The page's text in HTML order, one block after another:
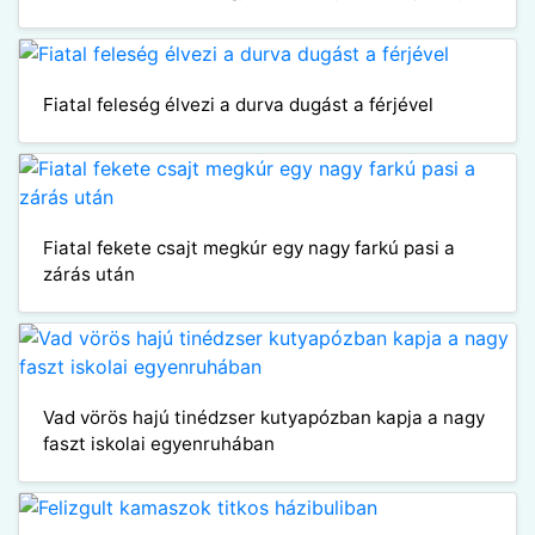
Fiatal feleség élvezi a durva dugást a férjével
Fiatal fekete csajt megkúr egy nagy farkú pasi a
zárás után
Vad vörös hajú tinédzser kutyapózban kapja a nagy
faszt iskolai egyenruhában